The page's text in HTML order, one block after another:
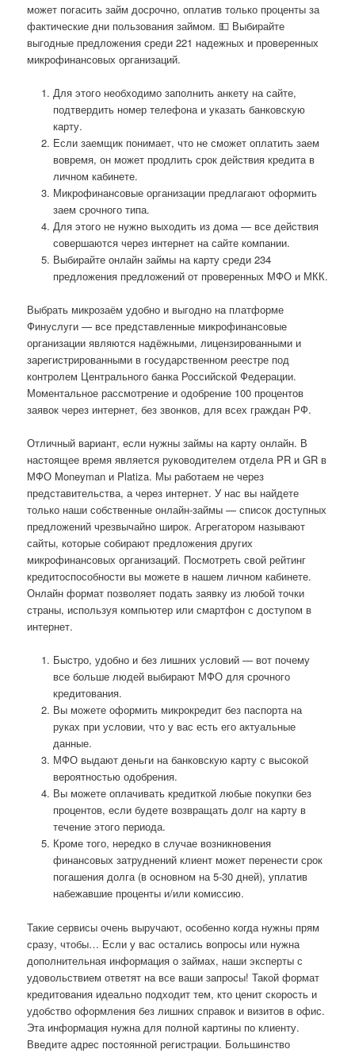
может погасить займ досрочно, оплатив только проценты за
фактические дни пользования займом. 💵 Выбирайте
выгодные предложения среди 221 надежных и проверенных
микрофинансовых организаций.
Для этого необходимо заполнить анкету на сайте,
подтвердить номер телефона и указать банковскую
карту.
Если заемщик понимает, что не сможет оплатить заем
вовремя, он может продлить срок действия кредита в
личном кабинете.
Микрофинансовые организации предлагают оформить
заем срочного типа.
Для этого не нужно выходить из дома — все действия
совершаются через интернет на сайте компании.
Выбирайте онлайн займы на карту среди 234
предложения предложений от проверенных МФО и МКК.
Выбрать микрозаём удобно и выгодно на платформе
Финуслуги — все представленные микрофинансовые
организации являются надёжными, лицензированными и
зарегистрированными в государственном реестре под
контролем Центрального банка Российской Федерации.
Моментальное рассмотрение и одобрение 100 процентов
заявок через интернет, без звонков, для всех граждан РФ.
Отличный вариант, если нужны займы на карту онлайн. В
настоящее время является руководителем отдела PR и GR в
МФО Moneyman и Platiza. Мы работаем не через
представительства, а через интернет. У нас вы найдете
только наши собственные онлайн-займы — список доступных
предложений чрезвычайно широк. Агрегатором называют
сайты, которые собирают предложения других
микрофинансовых организаций. Посмотреть свой рейтинг
кредитоспособности вы можете в нашем личном кабинете.
Онлайн формат позволяет подать заявку из любой точки
страны, используя компьютер или смартфон с доступом в
интернет.
Быстро, удобно и без лишних условий — вот почему
все больше людей выбирают МФО для срочного
кредитования.
Вы можете оформить микрокредит без паспорта на
руках при условии, что у вас есть его актуальные
данные.
МФО выдают деньги на банковскую карту с высокой
вероятностью одобрения.
Вы можете оплачивать кредиткой любые покупки без
процентов, если будете возвращать долг на карту в
течение этого периода.
Кроме того, нередко в случае возникновения
финансовых затруднений клиент может перенести срок
погашения долга (в основном на 5-30 дней), уплатив
набежавшие проценты и/или комиссию.
Такие сервисы очень выручают, особенно когда нужны прям
сразу, чтобы… Если у вас остались вопросы или нужна
дополнительная информация о займах, наши эксперты с
удовольствием ответят на все ваши запросы! Такой формат
кредитования идеально подходит тем, кто ценит скорость и
удобство оформления без лишних справок и визитов в офис.
Эта информация нужна для полной картины по клиенту.
Введите адрес постоянной регистрации. Большинство